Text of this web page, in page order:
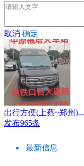
取消 确定
出行方便(上蔡~郑州)...
发布965条
最新信息